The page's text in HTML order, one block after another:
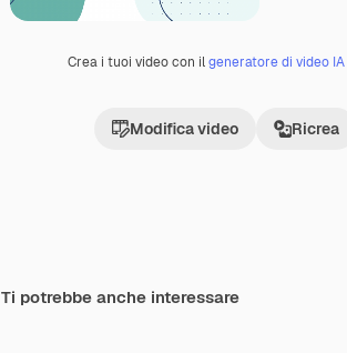
Crea i tuoi video con ilgeneratore di video IA
Modifica video Ricrea
Ti potrebbe anche interessare